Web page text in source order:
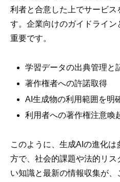
利者と合意した上でサービ
す。企業向けのガイドライ
重要です。
学習データの出典管理と
著作権者への許諾取得
AI生成物の利用範囲を明
利用者への著作権注意喚
このように、生成AIの進化
方で、社会的課題や法的リ
い知識と最新の情報収集が